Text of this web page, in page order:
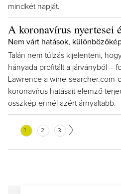
mindkét napját.
A koronavírus nyertesei
Nem várt hatások,
Talán nem túlzás kijelenteni,
hányada profitált a járványból –
Lawrence a wine-
koronavírus hatásait elemző
összkép ennél azért árnyaltabb.
1 2 3